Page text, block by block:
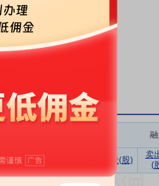
净买入
(元)
余量(股)
卖
(